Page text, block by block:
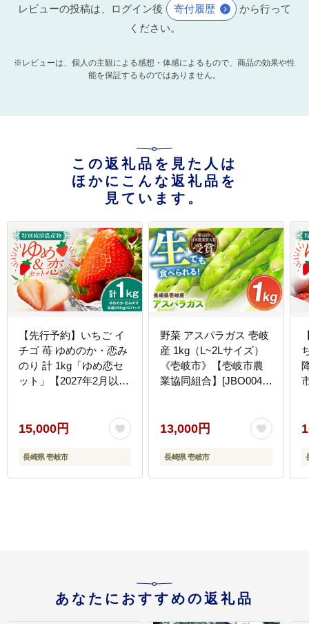
レビューの投稿は、ログイン後 寄付履歴
から行って
ください。
※レビューは、個人の主観による感想・体感によるもので、商品の効果や性
能を保証するものではありません。
この返礼品を見た人は
ほかにこんな返礼品を
見ています。
【先行予約】いちご イ
チゴ 苺 ゆめのか・恋み
のり 計 1kg「ゆめ恋セ
ット」【2027年2月以降
15000 15000円
15,000円
長崎県 壱岐市
野菜 アスパラガス 壱岐
産 1kg（L~2Lサイズ）
《壱岐市》【壱岐市農
業協同組合】[JBO004]
13,000円
長崎県 壱岐市
サ
あなたにおすすめの返礼品